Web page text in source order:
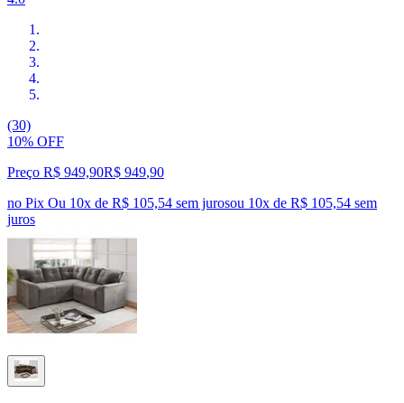
(30)
10% OFF
Preço R$ 949,90R$ 949,90
no Pix Ou 10x de R$ 105,54 sem jurosou 10x de R$ 105,54 sem
juros